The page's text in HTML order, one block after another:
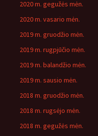
2020 m. gegužės mėn.
2020 m. vasario mėn.
2019 m. gruodžio mėn.
2019 m. rugpjūčio mėn.
2019 m. balandžio mėn.
2019 m. sausio mėn.
2018 m. gruodžio mėn.
2018 m. rugsėjo mėn.
2018 m. gegužės mėn.